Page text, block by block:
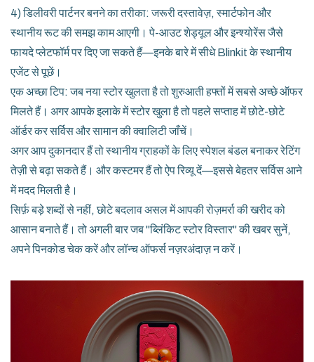
4) डिलीवरी पार्टनर बनने का तरीका: जरूरी दस्तावेज़, स्मार्टफोन और
स्थानीय रूट की समझ काम आएगी। पे-आउट शेड्यूल और इन्श्योरेंस जैसे
फायदे प्लेटफॉर्म पर दिए जा सकते हैं—इनके बारे में सीधे Blinkit के स्थानीय
एजेंट से पूछें।
एक अच्छा टिप: जब नया स्टोर खुलता है तो शुरुआती हफ्तों में सबसे अच्छे ऑफर
मिलते हैं। अगर आपके इलाके में स्टोर खुला है तो पहले सप्ताह में छोटे-छोटे
ऑर्डर कर सर्विस और सामान की क्वालिटी जाँचें।
अगर आप दुकानदार हैं तो स्थानीय ग्राहकों के लिए स्पेशल बंडल बनाकर रेटिंग
तेज़ी से बढ़ा सकते हैं। और कस्टमर हैं तो ऐप रिव्यू दें—इससे बेहतर सर्विस आने
में मदद मिलती है।
सिर्फ़ बड़े शब्दों से नहीं, छोटे बदलाव असल में आपकी रोज़मर्रा की खरीद को
आसान बनाते हैं। तो अगली बार जब "ब्लिंकिट स्टोर विस्तार" की खबर सुनें,
अपने पिनकोड चेक करें और लॉन्च ऑफर्स नज़रअंदाज़ न करें।